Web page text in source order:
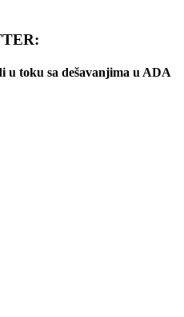
u toku sa dešavanjima u ADA